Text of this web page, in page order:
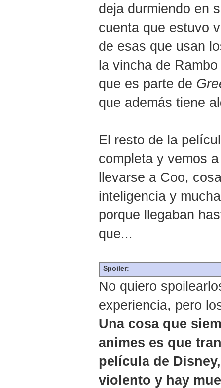
deja durmiendo en
cuenta que estuvo
de esas que usan
la vincha de
que es parte de
que además tiene
El resto de la
completa y vemos
llevarse a Coo,
inteligencia y
porque llegaban
que...
Spoiler:
No quiero
experiencia, pero
Una cosa que
animes es que
película de
violento y hay